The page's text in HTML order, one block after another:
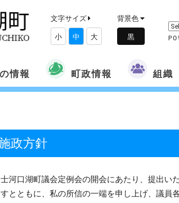
文字サイズ
小 中 大
背景色
情報 町政情報 組織
政方針
河口湖町議会定例会の開会にあたり、提出い
とともに、私の所信の一端を申し上げ、議員